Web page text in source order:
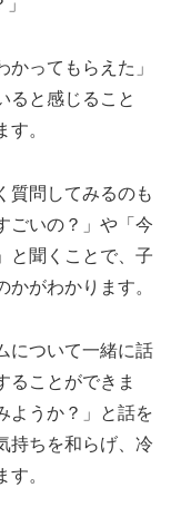
ってもらえた」
ると感じること
。
質問してみるのも
ごいの？」や「今
と聞くことで、子
がわかります。
について一緒に話
ることができま
ようか？」と話を
持ちを和らげ、冷
。